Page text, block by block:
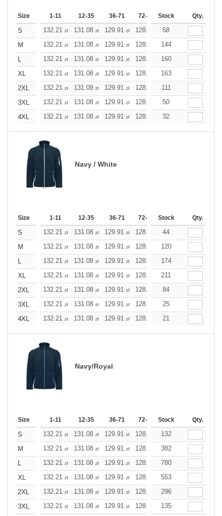
Size 1-11 12-35 36-71 72-143 144-287 288 +
Stock Qty.
S 132.21 zł 131.08 zł 129.91 zł 128.78 127.61
58
M
132.21 zł 131.08 zł 129.91 zł 128.78 127.61
144
L
132.21 zł 131.08 zł 129.91 zł 128.78 127.61
160
XL
132.21 zł 131.08 zł 129.91 zł 128.78 127.61
163
2XL
132.21 zł 131.08 zł 129.91 zł 128.78 127.61
111
3XL
132.21 zł 131.08 zł 129.91 zł 128.78 127.61
50
4XL
132.21 zł 131.08 zł 129.91 zł 128.78 127.61
32
Navy / White
Size 1-11 12-35 36-71 72-143 144-287 288 +
Stock Qty.
S 132.21 zł 131.08 zł 129.91 zł 128.78 127.61
44
M
132.21 zł 131.08 zł 129.91 zł 128.78 127.61
120
L
132.21 zł 131.08 zł 129.91 zł 128.78 127.61
174
XL
132.21 zł 131.08 zł 129.91 zł 128.78 127.61
211
2XL
132.21 zł 131.08 zł 129.91 zł 128.78 127.61
84
3XL
132.21 zł 131.08 zł 129.91 zł 128.78 127.61
25
4XL
132.21 zł 131.08 zł 129.91 zł 128.78 127.61
21
Navy/Royal
Size 1-11 12-35 36-71 72-143 144-287 288 +
Stock Qty.
S 132.21 zł 131.08 zł 129.91 zł 128.78 127.61
132
M
132.21 zł 131.08 zł 129.91 zł 128.78 127.61
382
L
132.21 zł 131.08 zł 129.91 zł 128.78 127.61
780
XL
132.21 zł 131.08 zł 129.91 zł 128.78 127.61
553
2XL
132.21 zł 131.08 zł 129.91 zł 128.78 127.61
296
3XL
132.21 zł 131.08 zł 129.91 zł 128.78 127.61
135